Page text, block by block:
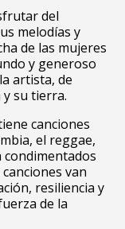
del
melodías y
de las mujeres
y generoso
artista, de
y su tierra.
canciones
el reggae,
condimentados
van
resiliencia y
de la